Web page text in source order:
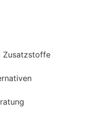
Zusatzstoffe